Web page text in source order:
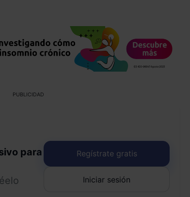
PUBLICIDAD
para
Regístrate gratis
Iniciar sesión